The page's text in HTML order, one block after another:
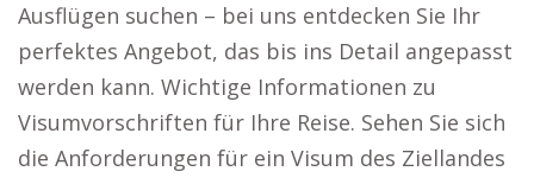
Ausflügen suchen – bei uns entdecken Sie Ihr
perfektes Angebot, das bis ins Detail angepasst
werden kann. Wichtige Informationen zu
Visumvorschriften für Ihre Reise. Sehen Sie sich
die Anforderungen für ein Visum des Ziellandes